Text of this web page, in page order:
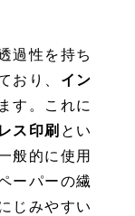
過性を持ち
おり、 イン
す。これに
ス印刷 とい
般的に使用
ーパーの繊
じみやすい